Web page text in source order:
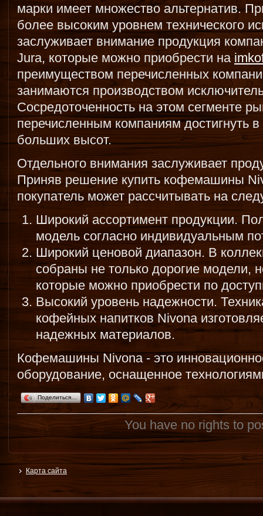
марки имеет множество альтернатив.
более высоким уровнем технического
заслуживает внимание продукция
Jura, которые можно приобрести на
преимуществом перечисленных
занимаются производством
Сосредоточенность на этом сегменте
перечисленным компаниям достигнуть
больших высот.
Отдельного внимания заслуживает
Приняв решение купить кофемашины
покупатель может рассчитывать на
Широкий ассортимент продукции.
модель согласно индивидуальным
Широкий ценовой диапазон. В
собраны не только дорогие модели,
которые можно приобрести по
Высокий уровень надежности.
кофейных напитков Nivona
надежных материалов.
Кофемашины Nivona - это
оборудование, оснащенное
Поделиться…
You have no rights to
Карта сайта